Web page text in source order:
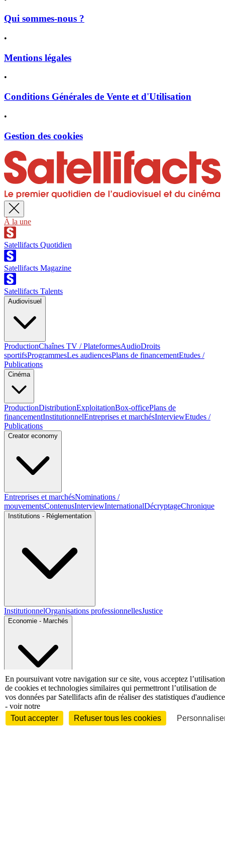
Qui sommes-nous ?
•
Mentions légales
•
Conditions Générales de Vente et d'Utilisation
•
Gestion des cookies
À la une
Satellifacts Quotidien
Satellifacts Magazine
Satellifacts Talents
Audiovisuel
ProductionChaînes TV / PlateformesAudioDroits
sportifsProgrammesLes audiencesPlans de financementEtudes /
Publications
Cinéma
ProductionDistributionExploitationBox-officePlans de
financementInstitutionnelEntreprises et marchésInterviewEtudes /
Publications
Creator economy
Entreprises et marchésNominations /
mouvementsContenusInterviewInternationalDécryptageChronique
Institutions - Réglementation
InstitutionnelOrganisations professionnellesJustice
Economie - Marchés
Entreprises et marchésTélécomsTechnologiesIndustries
techniquesDiversifications
International
En poursuivant votre navigation sur ce site, vous acceptez l’utilisation
de cookies et technologies similaires qui permettront l’utilisation de
vos données par Satellifacts afin de réaliser des statistiques d'audience
- voir notre
Tout accepter
Refuser tous les cookies